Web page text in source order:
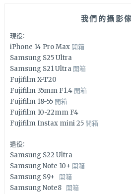
我們的攝影
現役:
iPhone 14 Pro Max 開箱
Samsung S25 Ultra
Samsung S21 Ultra 開箱
Fujifilm X-T20
Fujifilm 35mm F1.4 開箱
Fujifilm 18-55 開箱
Fujifilm 10-22mm F4
Fujifilm Instax mini 25 開箱
退役:
Samsung S22 Ultra
Samsung Note 10+ 開箱
Samsung S9+ 開箱
Samsung Note8 開箱